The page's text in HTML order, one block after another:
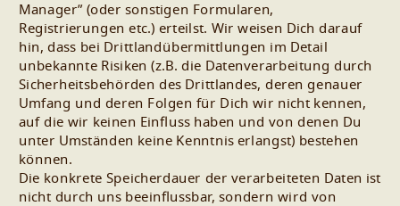
Manager” (oder sonstigen Formularen,
Registrierungen etc.) erteilst. Wir weisen Dich darauf
hin, dass bei Drittlandübermittlungen im Detail
unbekannte Risiken (z.B. die Datenverarbeitung durch
Sicherheitsbehörden des Drittlandes, deren genauer
Umfang und deren Folgen für Dich wir nicht kennen,
auf die wir keinen Einfluss haben und von denen Du
unter Umständen keine Kenntnis erlangst) bestehen
können.
Die konkrete Speicherdauer der verarbeiteten Daten ist
nicht durch uns beeinflussbar, sondern wird von